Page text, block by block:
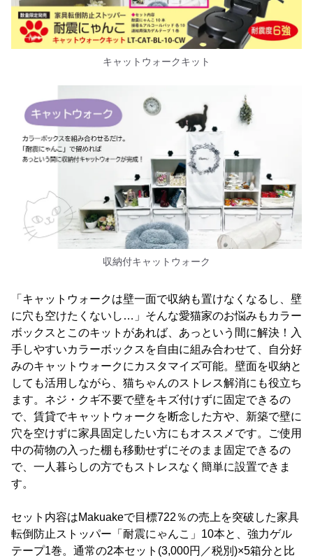
キャットウォークキット
収納付キャットウォーク
「キャットウォークは壁一面で収納も置けなくなるし、壁
に穴も空けたくないし…」そんな愛猫家のお悩みもカラー
ボックスとこのキットがあれば、あっという間に解決！入
手しやすいカラーボックスを自由に組み合わせて、自分好
みのキャットウォークにカスタマイズ可能。壁面を収納と
しても活用しながら、猫ちゃんのストレス解消にも役立ち
ます。ネジ・クギ不要で壁をキズ付けずに固定できるの
で、賃貸でキャットウォークを断念した方や、新築で壁に
穴を空けずに家具固定したい方にもオススメです。ご使用
中の荷物の入った棚も移動せずにそのまま固定できるの
で、一人暮らしの方でもストレスなく簡単に設置できま
す。
セット内容はMakuakeで目標722％の売上を突破した家具
転倒防止ストッパー「耐震にゃんこ」10本と、強力ゲル
テープ1巻。通常の2本セット(3,000円／税別)×5箱分と比